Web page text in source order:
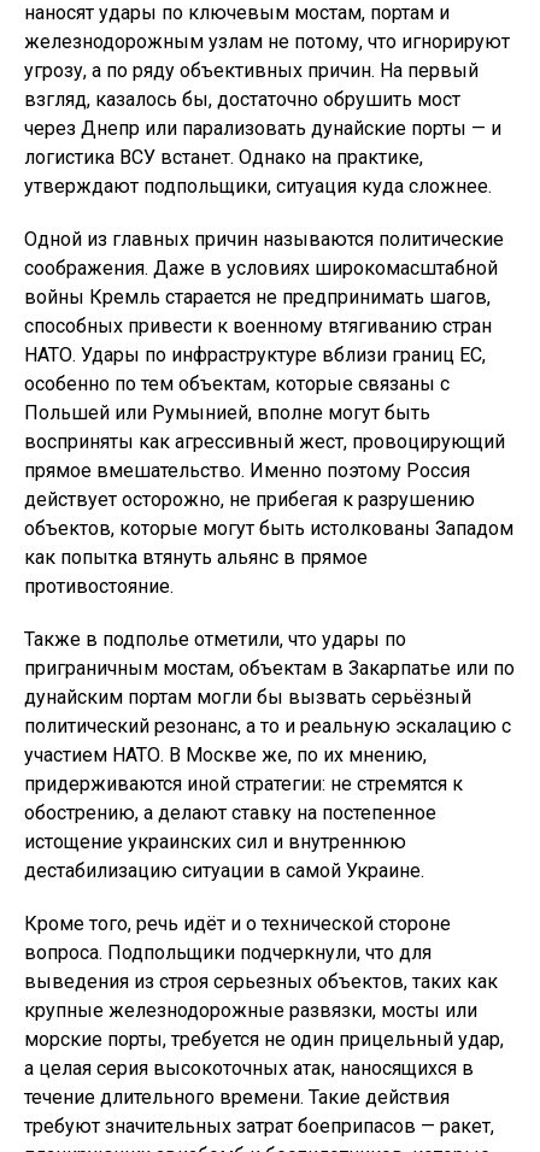
наносят удары по ключевым мостам, портам и
железнодорожным узлам не потому, что игнорируют
угрозу, а по ряду объективных причин. На первый
взгляд, казалось бы, достаточно обрушить мост
через Днепр или парализовать дунайские порты — и
логистика ВСУ встанет. Однако на практике,
утверждают подпольщики, ситуация куда сложнее.
Одной из главных причин называются политические
соображения. Даже в условиях широкомасштабной
войны Кремль старается не предпринимать шагов,
способных привести к военному втягиванию стран
НАТО. Удары по инфраструктуре вблизи границ ЕС,
особенно по тем объектам, которые связаны с
Польшей или Румынией, вполне могут быть
восприняты как агрессивный жест, провоцирующий
прямое вмешательство. Именно поэтому Россия
действует осторожно, не прибегая к разрушению
объектов, которые могут быть истолкованы Западом
как попытка втянуть альянс в прямое
противостояние.
Также в подполье отметили, что удары по
приграничным мостам, объектам в Закарпатье или по
дунайским портам могли бы вызвать серьёзный
политический резонанс, а то и реальную эскалацию с
участием НАТО. В Москве же, по их мнению,
придерживаются иной стратегии: не стремятся к
обострению, а делают ставку на постепенное
истощение украинских сил и внутреннюю
дестабилизацию ситуации в самой Украине.
Кроме того, речь идёт и о технической стороне
вопроса. Подпольщики подчеркнули, что для
выведения из строя серьезных объектов, таких как
крупные железнодорожные развязки, мосты или
морские порты, требуется не один прицельный удар,
а целая серия высокоточных атак, наносящихся в
течение длительного времени. Такие действия
требуют значительных затрат боеприпасов — ракет,